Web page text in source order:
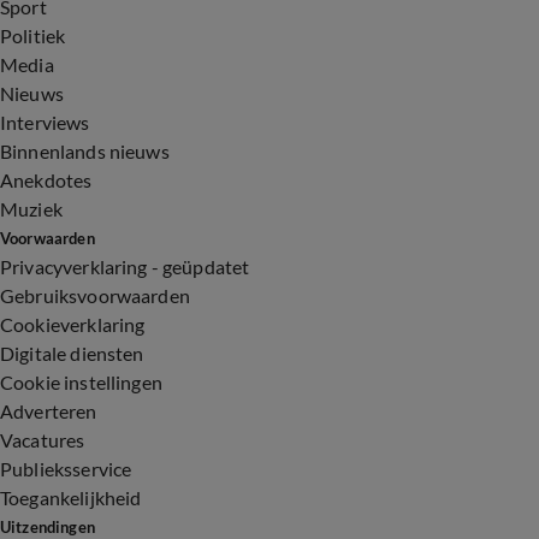
Sport
Politiek
Media
Nieuws
Interviews
Binnenlands nieuws
Anekdotes
Muziek
Voorwaarden
Privacyverklaring - geüpdatet
Gebruiksvoorwaarden
Cookieverklaring
Digitale diensten
Cookie instellingen
Adverteren
Vacatures
Publieksservice
Toegankelijkheid
Uitzendingen